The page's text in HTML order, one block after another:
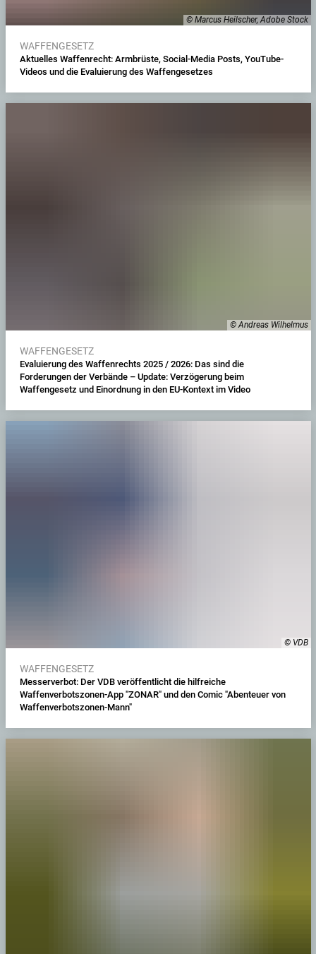
© Marcus Heilscher, Adobe Stock
WAFFENGESETZ
Aktuelles Waffenrecht: Armbrüste, Social-Media Posts, YouTube-
Videos und die Evaluierung des Waffengesetzes
© Andreas Wilhelmus
WAFFENGESETZ
Evaluierung des Waffenrechts 2025 / 2026: Das sind die
Forderungen der Verbände – Update: Verzögerung beim
Waffengesetz und Einordnung in den EU-Kontext im Video
© VDB
WAFFENGESETZ
Messerverbot: Der VDB veröffentlicht die hilfreiche
Waffenverbotszonen-App "ZONAR" und den Comic "Abenteuer von
Waffenverbotszonen-Mann"